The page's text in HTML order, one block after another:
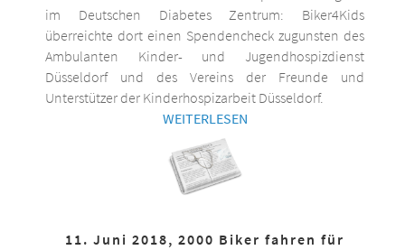
im Deutschen Diabetes Zentrum: Biker4Kids
überreichte dort einen Spendencheck zugunsten des
Ambulanten Kinder- und Jugendhospizdienst
Düsseldorf und des Vereins der Freunde und
Unterstützer der Kinderhospizarbeit Düsseldorf.
WEITERLESEN
11. Juni 2018, 2000 Biker fahren für